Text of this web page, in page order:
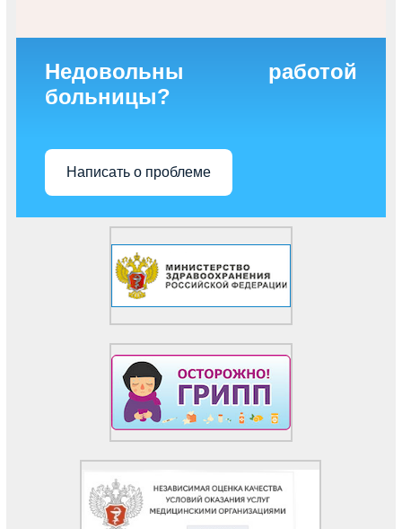
Недовольны работой
больницы?
Написать о проблеме